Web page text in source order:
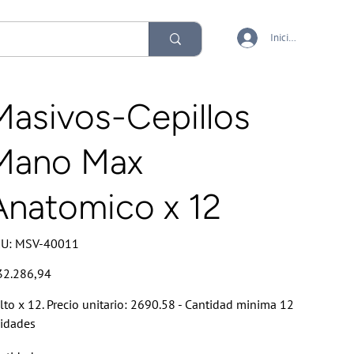
Iniciar sesión
Cepillos
Max
x 12
SKU
MSV-
MSV-40011
x 12. Precio unitario: 2690.58 - Cantidad minima 12